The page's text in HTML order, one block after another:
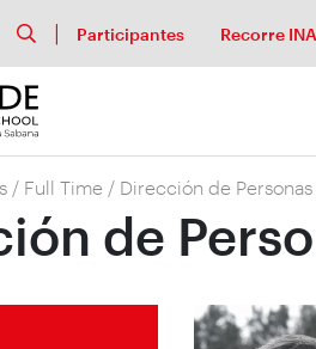
Participantes Recorre
/ Full Time / Dirección de
de